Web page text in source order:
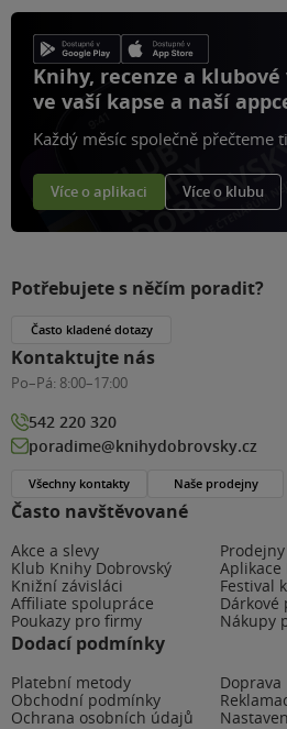
Knihy, recenze a klubové
ve vaší kapse a naší
Každý měsíc společně přečteme
Více o aplikaci Více o klubu
Často navštěvované
Akce a slevy
Prodejny
Klub Knihy Dobrovský
Aplikace
Knižní závisláci
Festival
Affiliate spolupráce
Dárkové
Poukazy pro firmy
Nákupy
Dodací podmínky
Platební metody
Doprava
Obchodní podmínky
Ochrana osobních údajů
Potřebujete s něčím poradit?
Často kladené dotazy
Kontaktujte nás
Po–Pá: 8:00–17:00
542 220 320
poradime@knihydobrovsky.cz
Všechny kontakty Naše prodejny